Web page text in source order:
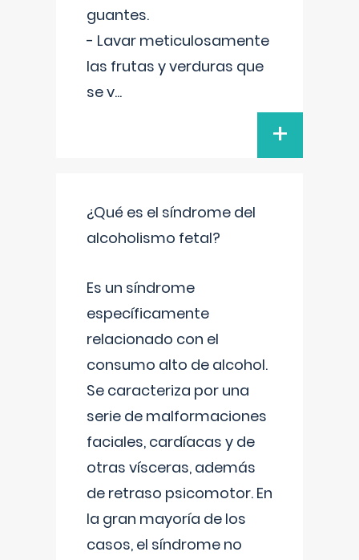
guantes.
- Lavar meticulosamente
las frutas y verduras que
se v...
+
¿Qué es el síndrome del
alcoholismo fetal?
Es un síndrome
específicamente
relacionado con el
consumo alto de alcohol.
Se caracteriza por una
serie de malformaciones
faciales, cardíacas y de
otras vísceras, además
de retraso psicomotor. En
la gran mayoría de los
casos, el síndrome no